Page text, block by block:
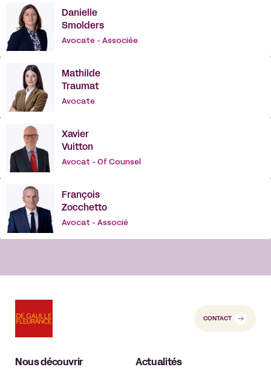
Danielle
Smolders
Avocate - Associée
Mathilde
Traumat
Avocate
Xavier
Vuitton
Avocat - Of Counsel
François
Zocchetto
Avocat - Associé
CONTACT
Nous découvrir Actualités